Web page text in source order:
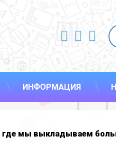
ИНФОРМАЦИЯ
где мы выкладываем